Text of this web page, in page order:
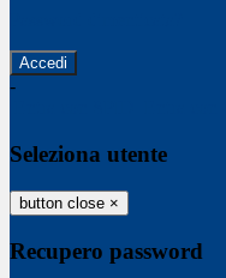
-
Seleziona utente
button close ×
Recupero password